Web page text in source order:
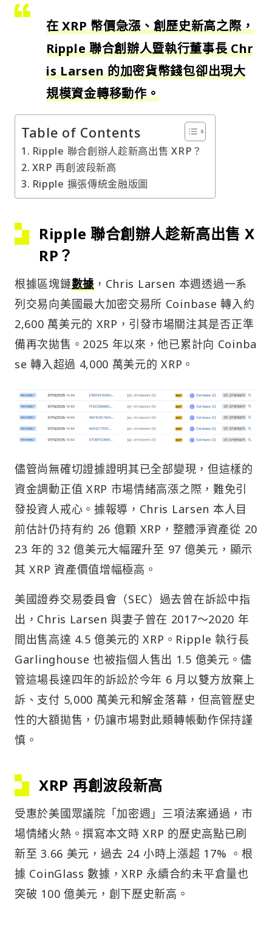
在 XRP 幣價急漲、創歷史新高之際，
Ripple 聯合創辦人暨執行董事長 Chr
is Larsen 的加密貨幣錢包卻出現大
規模資金轉移動作。
Table of Contents
Ripple 聯合創辦人趁新高出售 XRP？
XRP 再創波段新高
Ripple 擴張傳統金融版圖
Ripple 聯合創辦人趁新高出售 X
RP？
根據區塊鏈數據，Chris Larsen 本週透過一系
列交易向美國最大加密交易所 Coinbase 轉入約
2,600 萬美元的 XRP，引發市場關注其是否正準
備再次拋售。2025 年以來，他已累計向 Coinba
se 轉入超過 4,000 萬美元的 XRP。
儘管尚無確切證據證明其已全部變現，但這樣的
資金調動正值 XRP 市場情緒高漲之際，難免引
發投資人戒心。據報導，Chris Larsen 本人目
前估計仍持有約 26 億顆 XRP，整體淨資產從 20
23 年的 32 億美元大幅躍升至 97 億美元，顯示
其 XRP 資產價值增幅極高。
美國證券交易委員會（SEC）過去曾在訴訟中指
出，Chris Larsen 與妻子曾在 2017～2020 年
間出售高達 4.5 億美元的 XRP。Ripple 執行長
Garlinghouse 也被指個人售出 1.5 億美元。儘
管這場長達四年的訴訟於今年 6 月以雙方放棄上
訴、支付 5,000 萬美元和解金落幕，但高管歷史
性的大額拋售，仍讓市場對此類轉帳動作保持謹
慎。
XRP 再創波段新高
受惠於美國眾議院「加密週」三項法案通過，市
場情緒火熱。撰寫本文時 XRP 的歷史高點已刷
新至 3.66 美元，過去 24 小時上漲超 17% 。根
據 CoinGlass 數據，XRP 永續合約未平倉量也
突破 100 億美元，創下歷史新高。